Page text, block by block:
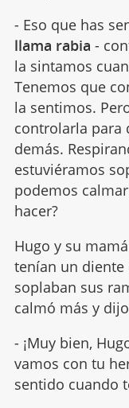
- Eso que has
llama rabia -
la sintamos
Tenemos que
la sentimos.
controlarla para
demás.
estuviéramos
podemos
hacer?
Hugo y su
tenían un diente
soplaban sus
calmó más y
- ¡Muy bien,
vamos con tu
sentido cuando